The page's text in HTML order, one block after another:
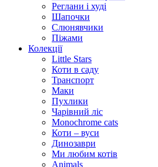
Реглани і худі
Шапочки
Слюнявчики
Піжами
Колекції
Little Stars
Коти в саду
Транспорт
Маки
Пухлики
Чарівний ліс
Monochrome cats
Коти – вуси
Динозаври
Ми любим котів
Animals